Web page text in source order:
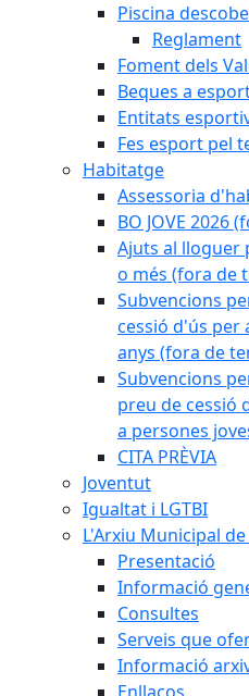
Piscina
Reglament
Foment dels
Beques a
Entitats
Fes esport pel
Habitatge
Assessoria
BO JOVE 2026
Ajuts al lloguer
o més (fora de
Subvencions
cessió d'ús per
anys (fora de
Subvencions
preu de cessió
a persones
CITA PRÈVIA
Joventut
Igualtat i LGTBI
L'Arxiu Municipal
Presentació
Informació
Consultes
Serveis que
Informació